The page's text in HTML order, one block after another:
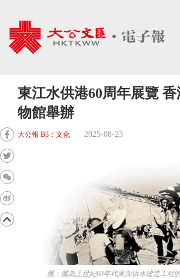
東江水供港60周年展覽
物館舉辦
大公報 B3：文化 2025-08-23
圖：圖為上世紀60年代東深供水建造工程的